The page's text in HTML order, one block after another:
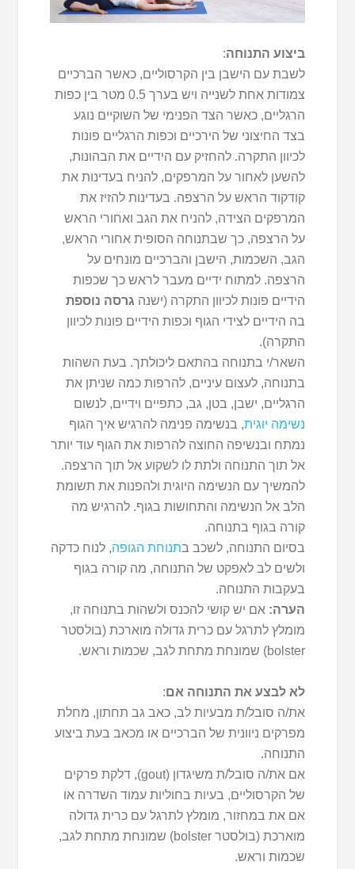
ביצוע התנוחה:
לשבת עם הישבן בין הקרסוליים, כאשר הברכיים
צמודות אחת לשנייה ויש בערך 0.5 מטר בין כפות
הרגליים, כאשר הצד הפנימי של השוקיים נוגע
בצד החיצוני של הירכיים וכפות הרגליים פונות
לכיוון התקרה. להחזיק עם הידיים את הבהונות,
להשען לאחור על המרפקים, להניח בעדינות את
קודקוד הראש על הרצפה. בעדינות להזיז את
המרפקים הצידה, להניח את הגב ואחורי הראש
על הרצפה, כך שבתנוחה הסופית אחורי הראש,
הגב, השכמות, הישבן והברכיים מונחים על
הרצפה. למתוח ידיים מעבר לראש כך שכפות
הידיים פונות לכיוון התקרה (ישנה גרסה נוספת
בה הידיים לצידי הגוף וכפות הידיים פונות לכיוון
התקרה).
השאר/י בתנוחה בהתאם ליכולתך. בעת השהות
בתנוחה, לעצום עיניים, להרפות כמה שניתן את
הרגליים, ישבן, בטן, גב, כתפיים וידיים, לנשום
נשימה יוגית, בנשימה פנימה להרגיש איך הגוף
נמתח ובנשיפה החוצה להרפות את הגוף עוד יותר
אל תוך התנוחה ולתת לו לשקוע אל תוך הרצפה.
להמשיך עם הנשימה היוגית ולהפנות את תשומת
הלב אל הנשימה והתחושות בגוף. להרגיש מה
קורה בגוף בתנוחה.
בסיום התנוחה, לשכב בתנוחת הגופה, לנוח כדקה
ולשים לב לאפקט של התנוחה, מה קורה בגוף
בעקבות התנוחה.
הערה:אם יש קושי להכנס ולשהות בתנוחה זו,
מומלץ לתרגל עם כרית גדולה מוארכת (בולסטר
bolster) שמונחת מתחת לגב, שכמות וראש.
לא לבצע את התנוחה אם:
את/ה סובל/ת מבעיות לב, כאב גב תחתון, מחלת
מפרקים ניוונית של הברכיים או מכאב בעת ביצוע
התנוחה.
אם את/ה סובל/ת משיגדון (gout), דלקת פרקים
של הקרסוליים, בעיות בחוליות עמוד השדרה או
אם את במחזור, מומלץ לתרגל עם כרית גדולה
מוארכת (בולסטר bolster) שמונחת מתחת לגב,
שכמות וראש.